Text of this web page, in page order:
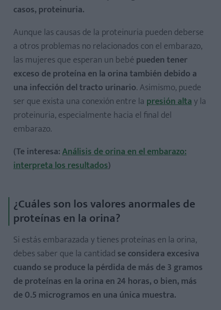
casos, proteinuria.
Aunque las causas de la proteinuria pueden deberse
a otros problemas no relacionados con el embarazo,
las mujeres que esperan un bebé pueden tener
exceso de proteína en la orina también debido a
una infección del tracto urinario. Asimismo, puede
ser que exista una conexión entre la presión altay la
proteinuria, especialmente hacia el final del
embarazo.
(Te interesa:Análisis de orina en el embarazo:
interpreta los resultados)
¿Cuáles son los valores anormales de
proteínas en la orina?
Si estás embarazada y tienes proteínas en la orina,
debes saber que la cantidad se considera excesiva
cuando se produce la pérdida de más de 3 gramos
de proteínas en la orina en 24 horas, o bien, más
de 0.5 microgramos en una única muestra.